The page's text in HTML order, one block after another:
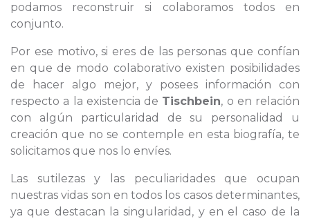
podamos reconstruir si colaboramos todos en
conjunto.
Por ese motivo, si eres de las personas que confían
en que de modo colaborativo existen posibilidades
de hacer algo mejor, y posees información con
respecto a la existencia de Tischbein, o en relación
con algún particularidad de su personalidad u
creación que no se contemple en esta biografía, te
solicitamos que nos lo envíes.
Las sutilezas y las peculiaridades que ocupan
nuestras vidas son en todos los casos determinantes,
ya que destacan la singularidad, y en el caso de la